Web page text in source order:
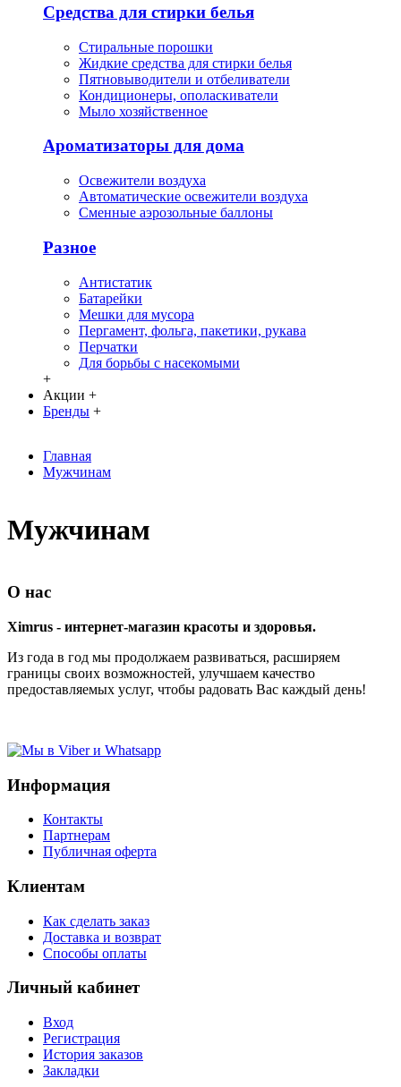
Средства для стирки белья
Стиральные порошки
Жидкие средства для стирки белья
Пятновыводители и отбеливатели
Кондиционеры, ополаскиватели
Мыло хозяйственное
Ароматизаторы для дома
Освежители воздуха
Автоматические освежители воздуха
Сменные аэрозольные баллоны
Разное
Антистатик
Батарейки
Мешки для мусора
Пергамент, фольга, пакетики, рукава
Перчатки
Для борьбы с насекомыми
+
Акции +
Бренды +
Главная
Мужчинам
Мужчинам
О нас
Ximrus - интернет-магазин красоты и здоровья.
Из года в год мы продолжаем развиваться, расширяем
границы своих возможностей, улучшаем качество
предоставляемых услуг, чтобы радовать Вас каждый день!
Информация
Контакты
Партнерам
Публичная оферта
Клиентам
Как сделать заказ
Доставка и возврат
Способы оплаты
Личный кабинет
Вход
Регистрация
История заказов
Закладки